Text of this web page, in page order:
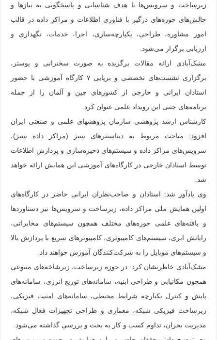
زیرساخت و سرویس‌ها با هدف شناسایی و پاسخگویی به نیازها و
چالش‌های حوزه‌های درگیر با فناوری اطلاعات و مراکز داده در قالب
امور مشاوره، طراحی، یکپارچه‌سازی، اجرا، خدمات، نگهداری و
ارزیابی برگزار می‌شود.
مشک‌آبادی ارائه مقالات برگزیده به صورت سخنرانی و پوستر،
برگزاری نشست‌های تخصصی و برپایی ۷ کارگاه آموزشی با حضور
استادان ایرانی و خارجی از کشورهای چین و آلمان را از جمله
برنامه‌های جنبی این رویداد علمی عنوان کرد.
کارشناس ارشد پژوهشی سازمان پژوهشهای علمی و صنعتی ایران
افزود: مباحث مربوط به دیتاسنترهای سبز (مراکز داده سبز)،
سرویس‌های مراکز داده و سیستم‌های ذخیره‌سازی و پردازش اطلاعات
توسط استادان خارجی در کارگاه‌های آموزشی این همایش ارائه خواهد
شد.
وی یادآور شد: استادان و صاحب‌نظران ایرانی حاضر در کارگاه‌های
اولین همایش ملی مراکز داده، زیرساخت و سرویس‌ها نیز دستاوردها
و یافته‌های علمی حوزه‌های مختلف همچون سیستم‌های مخابراتی،
رایانش ابری، سیستم‌های کامپیوتری، کامپیوترهای سریع با پردازش بالا
و سیستم‌های موبایل را به شرکت‌کنندگان آموزش خواهند داد.
مشک‌آبادی خاطرنشان کرد: در حوزه زیرساخت، زیرشاخه‌های متنوعی
همچون مکانیابی و طراحی ابنیه، سامانه‌های توزیع انرژی، سامانه‌های
پایش و کنترل یکپارچه شرایط محیطی، سامانه‌های امنیت فیزیکی،
زیرساخت فیزیکی شبکه، معماری و طراحی تجهیزات فعال شبکه،
مدیریت بحران، تداوم کسب و کار به بحث و بررسی گذاشته می‌شود.